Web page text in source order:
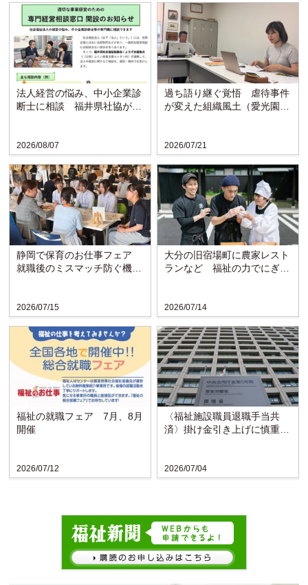
2026/08/07
法人経営の悩み、中小企業診
断士に相談 福井県社協が支
2026/07/21
過ち語り継ぐ覚悟 虐待事件
が変えた組織風土（愛光園・
2026/07/15
静岡で保育のお仕事フェア
就職後のミスマッチ防ぐ機会
2026/07/14
大分の旧宿場町に農家レスト
ランなど 福祉の力でにぎわ
2026/07/12
福祉の就職フェア 7月、8月
開催
2026/07/04
〈福祉施設職員退職手当共
済〉掛け金引き上げに慎重な